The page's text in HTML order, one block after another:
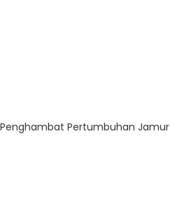
Penghambat Pertumbuhan Jamur